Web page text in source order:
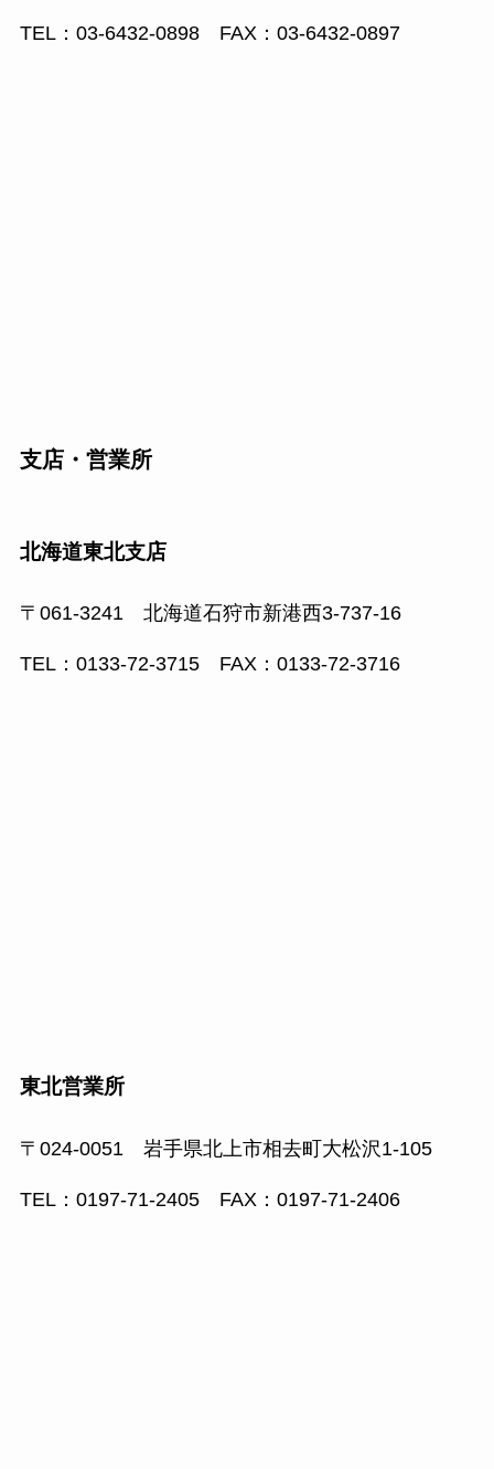
TEL：03-6432-0898 FAX：03-6432-0897
支店・営業所
北海道東北支店
〒061-3241 北海道石狩市新港西3-737-16
TEL：0133-72-3715 FAX：0133-72-3716
東北営業所
〒024-0051 岩手県北上市相去町大松沢1-105
TEL：0197-71-2405 FAX：0197-71-2406